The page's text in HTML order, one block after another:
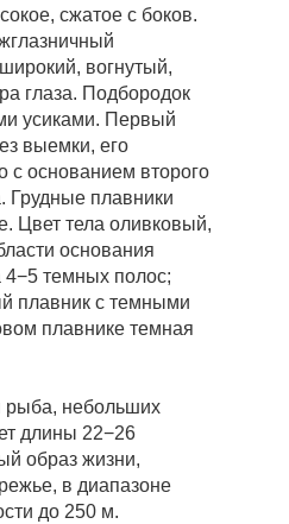
сжатое с боков.
вогнутый,
глаза. Подбородок
усиками. Первый
выемки, его
с основанием второго
Грудные плавники
Цвет тела оливковый,
основания
4−5 темных полос;
плавник с темными
плавнике темная
рыба, небольших
длины 22−26
образ жизни,
в диапазоне
до 250 м.